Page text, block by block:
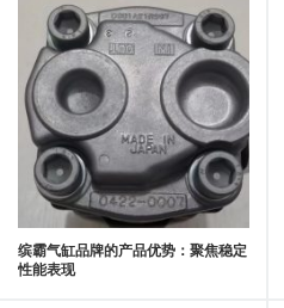
缤霸气缸品牌的产品优势：聚焦稳定
性能表现